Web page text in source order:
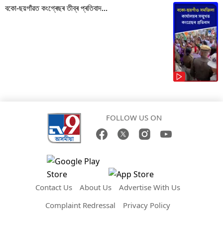
বকো-ছয়গাঁৱত কংগ্ৰেছৰ তীব্ৰ প্ৰতিবাদ...
FOLLOW US ON
Contact Us About Us
Advertise With Us
Complaint Redressal
Privacy Policy